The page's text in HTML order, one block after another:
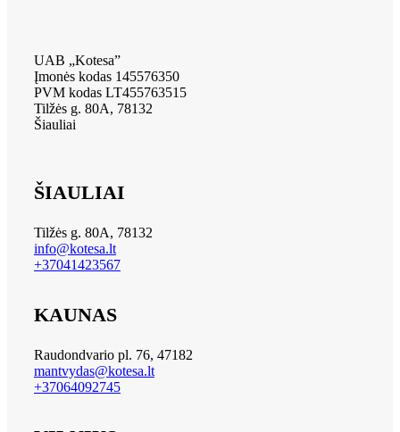
UAB „Kotesa”
Įmonės kodas 145576350
PVM kodas LT455763515
Tilžės g. 80A, 78132
Šiauliai
ŠIAULIAI
Tilžės g. 80A, 78132
info@kotesa.lt
+37041423567
KAUNAS
Raudondvario pl. 76, 47182
mantvydas@kotesa.lt
+37064092745